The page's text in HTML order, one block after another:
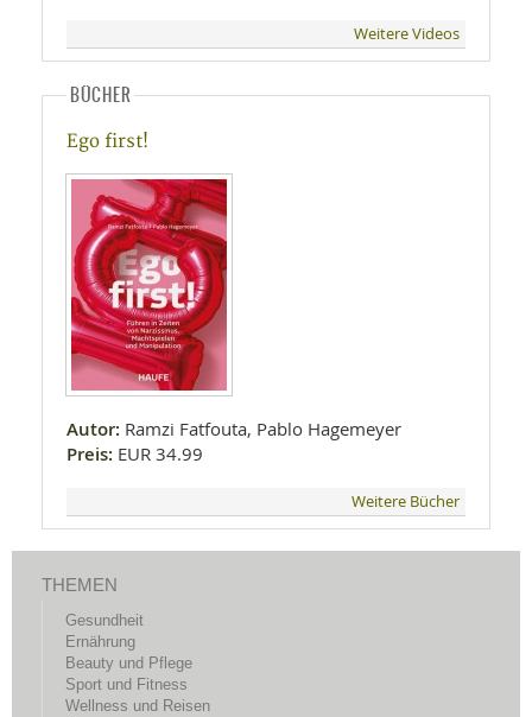
Weitere Videos
BÜCHER
Ego first!
Autor: Ramzi Fatfouta, Pablo Hagemeyer
Preis: EUR 34.99
Weitere Bücher
THEMEN
Gesundheit
Ernährung
Beauty und Pflege
Sport und Fitness
Wellness und Reisen